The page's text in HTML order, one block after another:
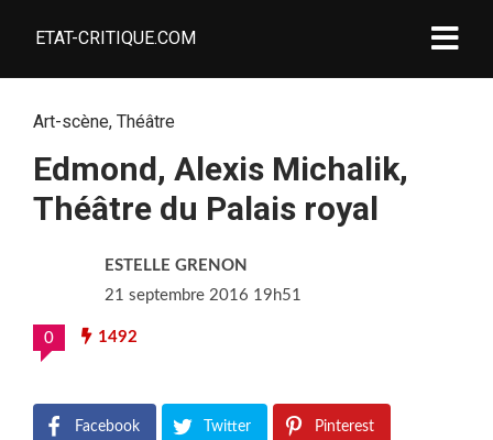
ETAT-CRITIQUE.COM
Art-scène, Théâtre
Edmond, Alexis Michalik,
Théâtre du Palais royal
ESTELLE GRENON
21 septembre 2016 19h51
0 1492
Facebook Twitter Pinterest